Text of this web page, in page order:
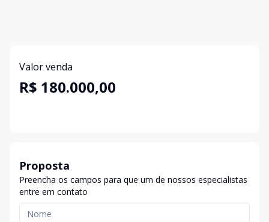
Valor venda
R$ 180.000,00
Proposta
Preencha os campos para que um de nossos especialistas
entre em contato